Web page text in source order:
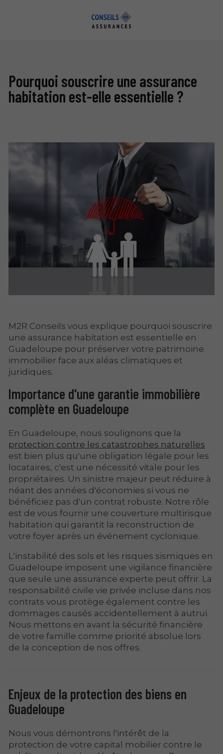
Pourquoi souscrire une assurance
habitation est-elle essentielle ?
M2R Conseils vous explique pourquoi souscrire
une assurance habitation est essentielle en
Guadeloupe pour préserver votre patrimoine
immobilier face aux aléas climatiques et
juridiques.
Importance d'une garantie immobilière
complète en Guadeloupe
En Guadeloupe, nous soulignons que la
protection contre les catastrophes naturelles
est bien plus qu'une obligation légale pour les
locataires, c'est une nécessité vitale pour les
propriétaires. Un sinistre majeur peut réduire à
néant des années d'économies si vous ne
bénéficiez pas d'un contrat robuste. Notre rôle
est de vous fournir une couverture multirisque
habitation qui garantit la reconstruction de
votre foyer après un événement cyclonique.
L'instabilité des sols et les risques sismiques en
Guadeloupe imposent une vigilance financière
que seule une assurance experte peut offrir. La
responsabilité civile vie privée incluse dans nos
contrats vous protège également contre les
dommages causés accidentellement à autrui.
Nous mettons en avant la sécurité financière
de votre famille comme priorité absolue lors
de la conception de nos offres.
Enjeux de la protection des biens en
Guadeloupe
Nous vous démontrons l'intérêt de la
protection de votre capital mobilier contre le